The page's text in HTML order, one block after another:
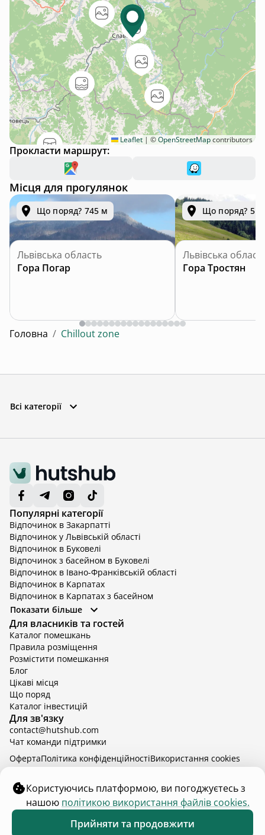
Leaflet | ©OpenStreetMapcontributors
Прокласти маршрут:
Місця для прогулянок
Що поряд? 745 м
Львівська область
Гора Погар
Що поряд? 5.4
Львівська
Гора Тростян
Головна / Chillout zone
доба
30 серп. - 2 верес.2 дорослих
Забронювати
Всі категорії
Популярні категорії
Відпочинок в Закарпатті
Відпочинок у Львівській області
Відпочинок в Буковелі
Відпочинок з басейном в Буковелі
Відпочинок в Івано-Франківській області
Відпочинок в Карпатах
Відпочинок в Карпатах з басейном
Відпочинок в Київській області
Відпочинок в Київській області з басейном
Відпочинок в Тернопільській області
Відпочинок у Вінницькій області
Відпочинок в Яремче
Відпочинок у Львівській області з басейном
Відпочинок з басейном в Тернопільській області
Показати більше
Для власників та гостей
Каталог помешкань
Правила розміщення
Розмістити помешкання
Блог
Цікаві місця
Що поряд
Каталог інвестицій
Для зв'язку
contact@hutshub.com
Чат команди підтримки
hutshub | ©2026
ОфертаПолітика конфіденційностіBикористання cookies
Користуючись платформою, ви погоджуєтесь з
нашою політикою використання файлів cookies.
Прийняти та продовжити